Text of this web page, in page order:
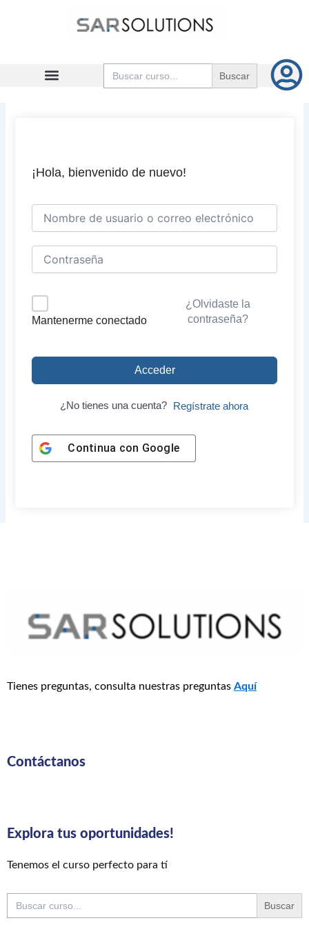
Buscar:
¡Hola, bienvenido de nuevo!
Mantenerme conectado
¿Olvidaste la
contraseña?
Acceder
¿No tienes una cuenta? Regístrate ahora
Continua con Google
Tienes preguntas, consulta nuestras preguntas Aquí
Contáctanos
Explora tus oportunidades!
Tenemos el curso perfecto para tí
Buscar: